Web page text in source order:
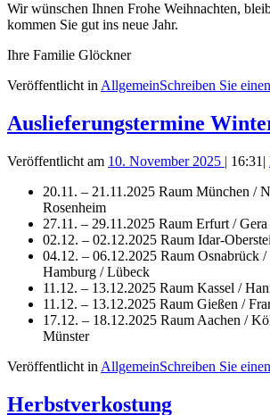
Wir wünschen Ihnen Frohe Weihnachten,
kommen Sie gut ins neue Jahr.
Ihre Familie Glöckner
Veröffentlicht in AllgemeinSchreiben Sie
Auslieferungstermine
Veröffentlicht am 10. November 2025 | 16:31 |
20.11. – 21.11.2025 Raum München /
Rosenheim
27.11. – 29.11.2025 Raum Erfurt /
02.12. – 02.12.2025 Raum Idar-
04.12. – 06.12.2025 Raum Osnabrück
Hamburg / Lübeck
11.12. – 13.12.2025 Raum Kassel /
11.12. – 13.12.2025 Raum Gießen /
17.12. – 18.12.2025 Raum Aachen /
Münster
Veröffentlicht in AllgemeinSchreiben Sie
Herbstverkostung